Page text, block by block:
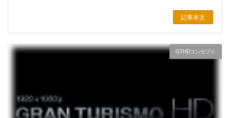
記事本文
GTHDコンセプト